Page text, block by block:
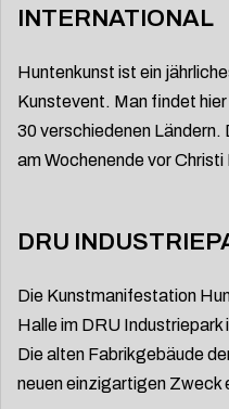
INTERNATIONAL
Huntenkunst ist ein
Kunstevent. Man findet
30 verschiedenen Ländern.
am Wochenende vor
DRU
Die Kunstmanifestation
Halle im DRU
Die alten Fabrikgebäude
neuen einzigartigen Zweck